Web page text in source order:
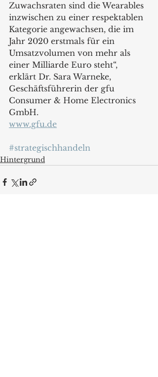
Zuwachsraten sind die Wearables
inzwischen zu einer respektablen
Kategorie angewachsen, die im
Jahr 2020 erstmals für ein
Umsatzvolumen von mehr als
einer Milliarde Euro steht“,
erklärt Dr. Sara Warneke,
Geschäftsführerin der gfu
Consumer & Home Electronics
GmbH.
www.gfu.de
#strategischhandeln
Hintergrund